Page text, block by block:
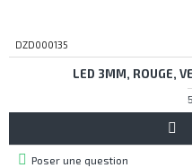
DZD000135
LED 3MM, ROUGE,
Poser une question